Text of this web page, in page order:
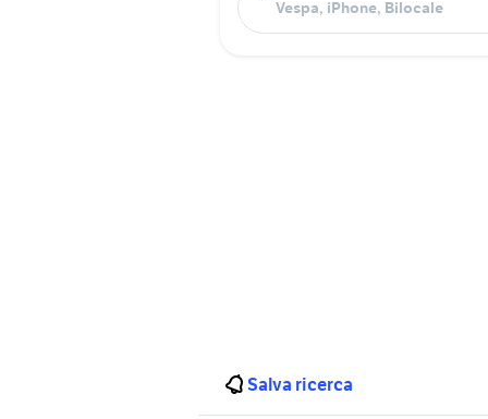
Salva ricerca